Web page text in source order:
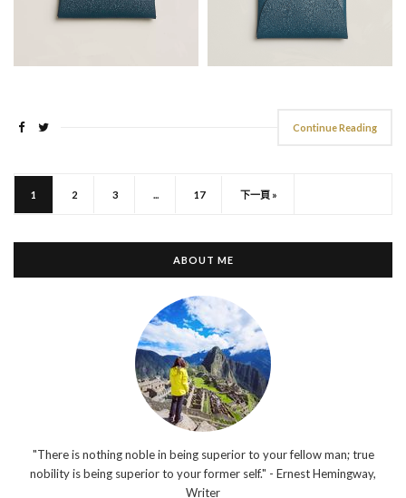
Continue Reading
1 2 3 ... 17 下一頁 »
ABOUT ME
"There is nothing noble in being superior to your fellow man; true
nobility is being superior to your former self." - Ernest Hemingway,
Writer